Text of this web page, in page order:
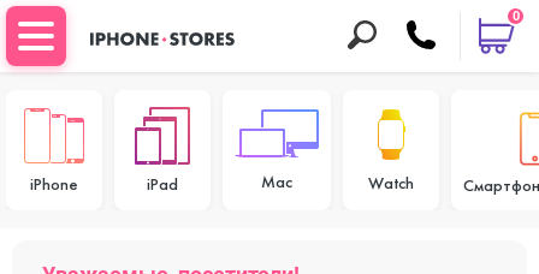
0
iPhone iPad Mac Watch